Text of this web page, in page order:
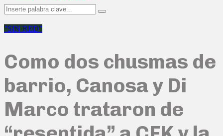
Search
for:
Search
"SIN RED"
Como dos chusmas de
barrio, Canosa y Di
Marco trataron de